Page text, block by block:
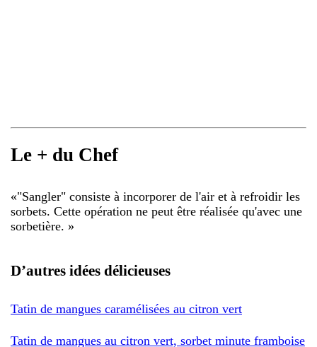
Le + du Chef
«"Sangler" consiste à incorporer de l'air et à refroidir les
sorbets. Cette opération ne peut être réalisée qu'avec une
sorbetière. »
D’autres idées délicieuses
Tatin de mangues caramélisées au citron vert
Tatin de mangues au citron vert, sorbet minute framboise